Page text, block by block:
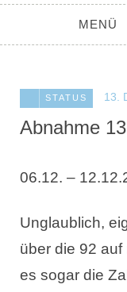
MENÜ
STATUS 13.
Abnahme
06.12. –
Unglaublich,
über die 92 auf
es sogar die